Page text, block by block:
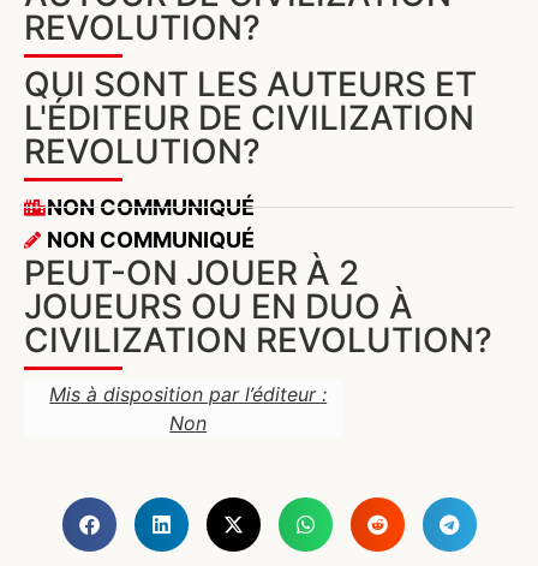
REVOLUTION?
QUI SONT LES AUTEURS ET
L'ÉDITEUR DE CIVILIZATION
REVOLUTION?
NON COMMUNIQUÉ
NON COMMUNIQUÉ
PEUT-ON JOUER À 2
JOUEURS OU EN DUO À
CIVILIZATION REVOLUTION?
Mis à disposition par l’éditeur :
Non